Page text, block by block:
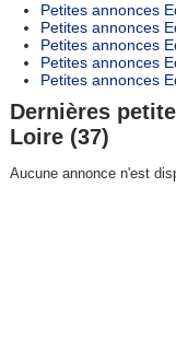
Petites annonces
Petites annonces
Petites annonces
Petites annonces
Petites annonces
Dernières
Loire (37)
Aucune annonce n'est